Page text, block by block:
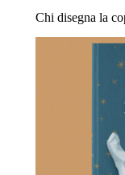
Chi disegna la